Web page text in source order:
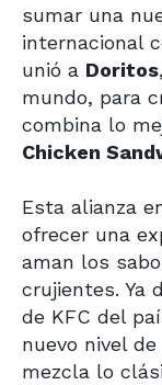
sumar una
internacional
unió a Doritos
mundo, para
combina lo
Chicken
Esta alianza
ofrecer una
aman los
crujientes. Ya
de KFC del
nuevo nivel
mezcla lo